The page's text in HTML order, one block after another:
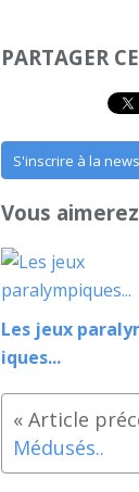
PARTAGER
S'inscrire à la
Vous
Les jeux
iques...
Médusés..